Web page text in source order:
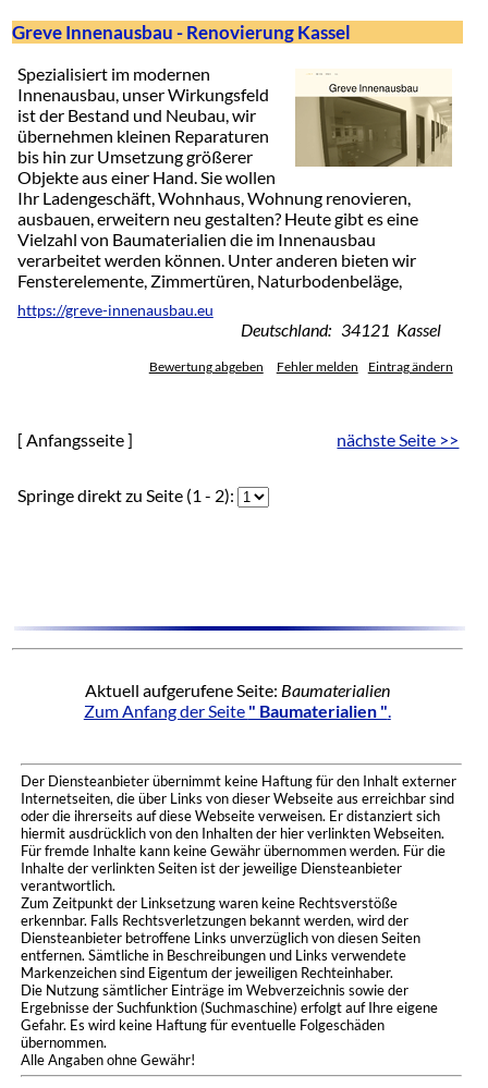
Greve Innenausbau - Renovierung Kassel
Spezialisiert im modernen
Innenausbau, unser Wirkungsfeld
ist der Bestand und Neubau, wir
übernehmen kleinen Reparaturen
bis hin zur Umsetzung größerer
Objekte aus einer Hand. Sie wollen
Ihr Ladengeschäft, Wohnhaus, Wohnung renovieren,
ausbauen, erweitern neu gestalten? Heute gibt es eine
Vielzahl von Baumaterialien die im Innenausbau
verarbeitet werden können. Unter anderen bieten wir
Fensterelemente, Zimmertüren, Naturbodenbeläge,
https://greve-innenausbau.eu
Deutschland: 34121 Kassel
Bewertung abgeben Fehler melden Eintrag ändern
[ Anfangsseite ] nächste Seite >>
Springe direkt zu Seite (1 - 2):
Aktuell aufgerufene Seite: Baumaterialien
Zum Anfang der Seite " Baumaterialien "
Der Diensteanbieter übernimmt keine Haftung für den Inhalt externer
Internetseiten, die über Links von dieser Webseite aus erreichbar sind
oder die ihrerseits auf diese Webseite verweisen. Er distanziert sich
hiermit ausdrücklich von den Inhalten der hier verlinkten Webseiten.
Für fremde Inhalte kann keine Gewähr übernommen werden. Für die
Inhalte der verlinkten Seiten ist der jeweilige Diensteanbieter
verantwortlich.
Zum Zeitpunkt der Linksetzung waren keine Rechtsverstöße
erkennbar. Falls Rechtsverletzungen bekannt werden, wird der
Diensteanbieter betroffene Links unverzüglich von diesen Seiten
entfernen. Sämtliche in Beschreibungen und Links verwendete
Markenzeichen sind Eigentum der jeweiligen Rechteinhaber.
Die Nutzung sämtlicher Einträge im Webverzeichnis sowie der
Ergebnisse der Suchfunktion (Suchmaschine) erfolgt auf Ihre eigene
Gefahr. Es wird keine Haftung für eventuelle Folgeschäden
übernommen.
Alle Angaben ohne Gewähr!